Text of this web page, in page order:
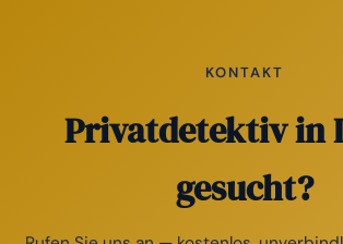
KONTAKT
Privatdetektiv in
gesucht?